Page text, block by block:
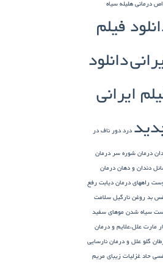
درمانی هلیله سیاه
فیلم
دانلود
ایرانی
درد دور ناف در
درمان شوره سر درمان
دندان و دهان درمان
راههای درمان دیابت رفع
بد روغن نارگیل سلامت
سیاه شدن موهای سفید
مارت علل،علایم و درمان
گلو علل و درمان نارسایی
حاد غزلیات زیبای مریم